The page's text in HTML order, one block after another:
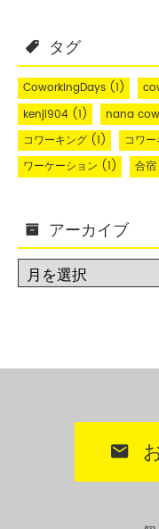
タグ
CoworkingDays(1)
kenji904(1) nana
コワーキング(1) コワ
ワーケーション (1) 合宿
アーカイブ